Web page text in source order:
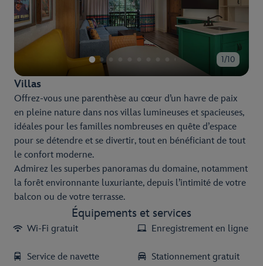
1/10
Villas
Offrez-vous une parenthèse au cœur d’un havre de paix
en pleine nature dans nos villas lumineuses et spacieuses,
idéales pour les familles nombreuses en quête d’espace
pour se détendre et se divertir, tout en bénéficiant de tout
le confort moderne.
Admirez les superbes panoramas du domaine, notamment
la forêt environnante luxuriante, depuis l’intimité de votre
balcon ou de votre terrasse.
Équipements et services
Wi-Fi gratuit Enregistrement en ligne
Service de navette
Stationnement gratuit